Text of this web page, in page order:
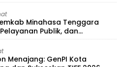
Minahasa Tenggara
Publik, dan
Menajang: ​GenPI Kota